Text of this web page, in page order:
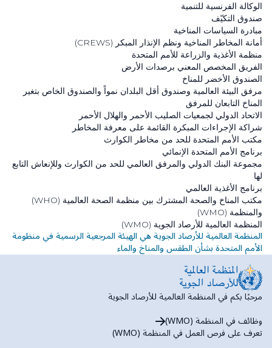
الوكالة الفرنسية للتنمية
صندوق التكيّف
مبادرة السياسات المناخية
أمانة المخاطر المناخیة ونظم الإنذار المبكر (CREWS)
منظمة الأغذية والزراعة للأمم المتحدة
‏الفريق المخصص المعني برصدات الأرض
الصندوق الأخضر للمناخ
مرفق البيئة العالمية وصندوق أقل البلدان نمواً والصندوق الخاص بتغير
المناخ التابعان للمرفق
الاتحاد الدولي لجمعيات الصليب الأحمر والهلال الأحمر
شراكة الإجراءات المبكرة القائمة على معرفة المخاطر
مكتب الأمم المتحدة للحد من مخاطر الكوارث
برنامج الأمم المتحدة الإنمائي
مجموعة البنك الدولي و‏المرفق العالمي للحد من الكوارث وللإنعاش التابع
لها
برنامج الأغذية العالمي
مكتب المناخ والصحة المشترك بين منظمة الصحة العالمية (WHO)
والمنظمة (WMO)
المنظمة العالمية للأرصاد الجوية (WMO)
المنظمة العالمية للأرصاد الجوية هي الهيئة المرجعية الرسمية في منظومة
الأمم المتحدة بشأن الطقس والمناخ والماء
مرحبًا بكم في المنظمة العالمية للأرصاد الجوية
وظائف في المنظمة (WMO)
تعرف على فرص العمل في المنظمة (WMO)